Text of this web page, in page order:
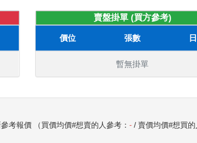
賣盤掛單 (買方參考)
價位 張數
暫無掛單
考報價 （買價均價#想賣的人參考：- / 賣價均價#想買的